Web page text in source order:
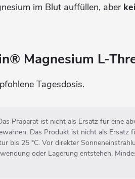
im Blut auffüllen, aber
Magnesium L-
Tagesdosis.
Präparat ist nicht als Ersatz für eine
Das Produkt ist nicht als Ersatz
bis 25 °C. Vor direkter
oder Lagerung entstehen.